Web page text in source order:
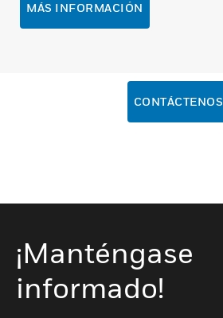
MÁS INFORMACIÓN
CONTÁCTENOS
¡Manténgase
informado!